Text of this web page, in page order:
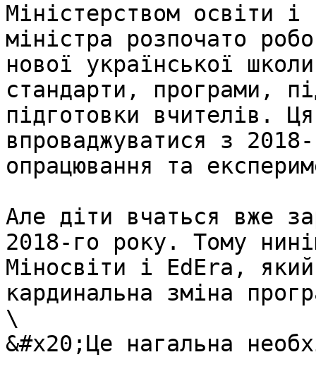
Міністерством освіти
міністра розпочато
нової української
стандарти, програми,
підготовки вчителів.
впроваджуватися з
опрацювання та
Але діти вчаться вже
2018-го року. Тому
Міносвіти і ЕdEra,
кардинальна зміна
\
&#x20;Це нагальна